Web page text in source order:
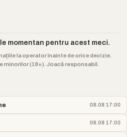
momentan pentru acest meci.
la operator înainte de orice decizie.
(18+). Joacă responsabil.
08.08 17:00
08.08 17:00